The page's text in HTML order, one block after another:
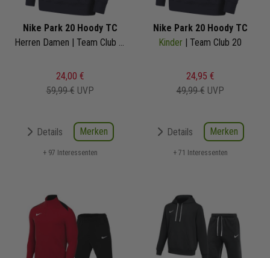
Nike Park 20 Hoody TC
Herren Damen | Team Club 20
24,00 €
59,99 € UVP
Details Merken
+ 97 Interessenten
Nike Park 20 Hoody TC
Kinder | Team Club 20
24,95 €
49,99 € UVP
Details Merken
+ 71 Interessenten